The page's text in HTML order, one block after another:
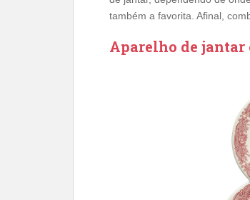
também a favorita. Afinal,
Aparelho de jantar